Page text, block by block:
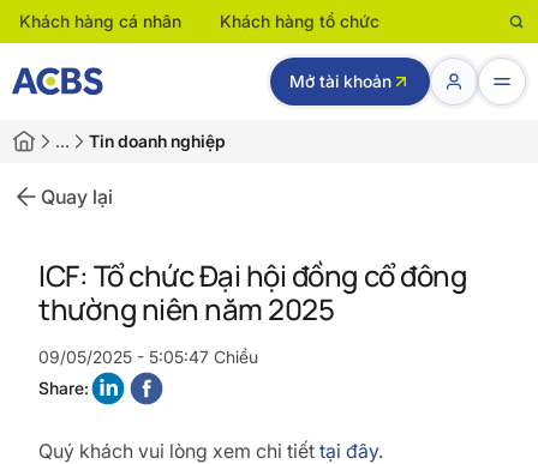
Khách hàng cá nhân Khách hàng tổ chức
Mở tài khoản
… Tin doanh nghiệp
Quay lại
ICF: Tổ chức Đại hội đồng cổ đông
thường niên năm 2025
09/05/2025 - 5:05:47 Chiều
Share:
Quý khách vui lòng xem chi tiết tại đây.